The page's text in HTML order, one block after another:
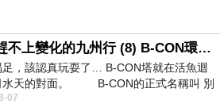
之路
模樣... 計畫趕不上變化的九州行 (8) B-CON環球塔
足，該認真玩耍了… B-CON塔就在活魚迴
水天的對面。 B-CON的正式名稱叫 別
07